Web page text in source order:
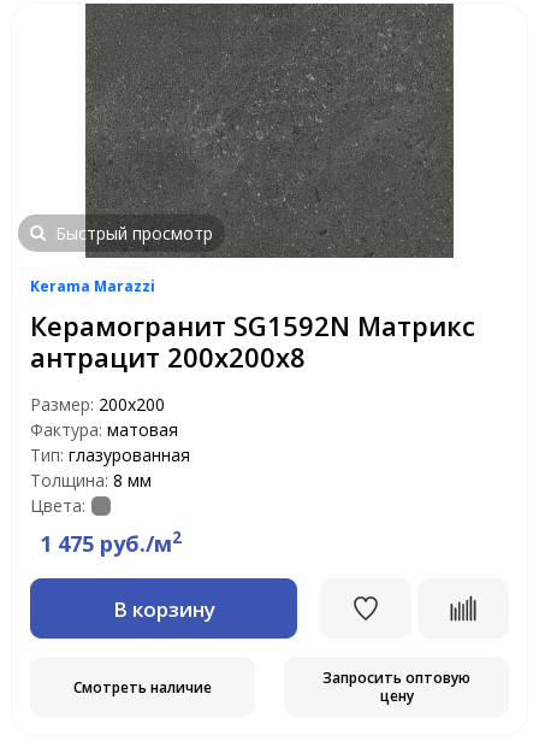
Быстрый просмотр
Kerama Marazzi
Керамогранит SG1592N Матрикс
антрацит 200х200х8
Размер: 200x200
Фактура: матовая
Тип: глазурованная
Толщина: 8 мм
Цвета:
1 475 руб./м2
В корзину
Смотреть наличие
Запросить оптовую
цену